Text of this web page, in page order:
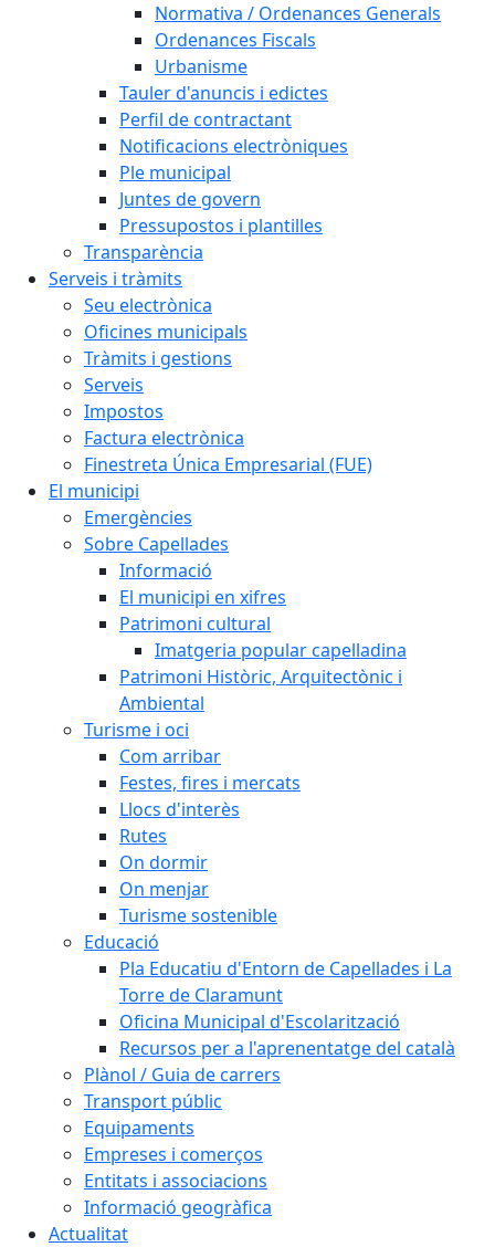
Normativa / Ordenances Generals
Ordenances Fiscals
Urbanisme
Tauler d'anuncis i edictes
Perfil de contractant
Notificacions electròniques
Ple municipal
Juntes de govern
Pressupostos i plantilles
Transparència
Serveis i tràmits
Seu electrònica
Oficines municipals
Tràmits i gestions
Serveis
Impostos
Factura electrònica
Finestreta Única Empresarial (FUE)
El municipi
Emergències
Sobre Capellades
Informació
El municipi en xifres
Patrimoni cultural
Imatgeria popular capelladina
Patrimoni Històric, Arquitectònic i
Ambiental
Turisme i oci
Com arribar
Festes, fires i mercats
Llocs d'interès
Rutes
On dormir
On menjar
Turisme sostenible
Educació
Pla Educatiu d'Entorn de Capellades i La
Torre de Claramunt
Oficina Municipal d'Escolarització
Recursos per a l'aprenentatge del català
Plànol / Guia de carrers
Transport públic
Equipaments
Empreses i comerços
Entitats i associacions
Informació geogràfica
Actualitat